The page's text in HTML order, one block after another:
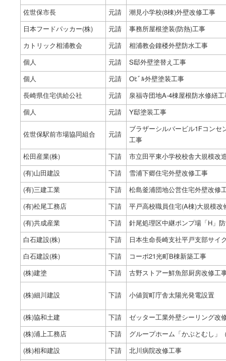
佐世保市長 元請 潮見小学校(8棟)外壁改修工事
日本フードパッカー(株) 元請 事務所屋根塗装(防熱)工事
カトリック相浦教会 元請 相浦教会鐘楼外壁防水工事
個人 元請 S邸外壁塗替え工事
個人 元請 Oﾋﾞﾙ外壁塗装工事
長崎県住宅供給公社 元請 泉福寺団地A-4棟屋根防水修繕工
個人 元請 Y邸塗装工事
佐世保駅前市場協同組合 元請
ブラザーシルバービル1Fコンセ
工事
松田産業(株) 下請 市立田平東小学校校舎大規模改
(有)山田建設 下請 雪浦下郷住宅外壁改修工事
(有)三建工業 下請 松島釜浦団地公営住宅外壁改修
(有)松尾工務店 下請 平戸高校職員住宅(A棟)大規模改
(有)共成産業 下請 針尾処理区中継ポンプ場「H」
白石建設(株) 下請 日本生命長崎支社平戸支部サイ
白石建設(株) 下請 コーポ21光町B棟新築工事
(株)建塗 下請 古野ストアー鮮魚部厨房改修工
(株)細川建設 下請 小値賀町庁舎太陽光発電設置
(株)協和土建 下請 ゼッター工業外壁シーリング改
(株)浦上工務店 下請 グループホーム「かぶとむし」
(株)相和建設 下請 北川病院改修工事